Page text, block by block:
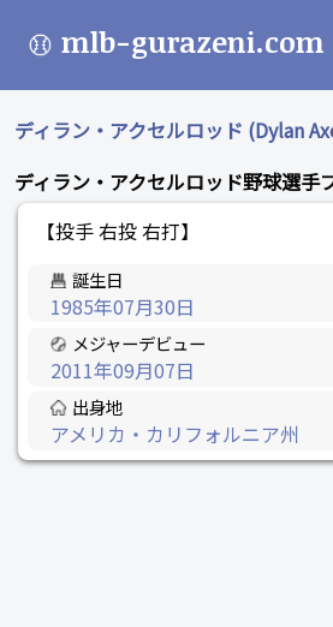
mlb-gurazeni.com
ディラン・アクセルロッド (Dylan
ディラン・アクセルロッド野球選手
【投手 右投 右打】
誕生日
1985年07月30日
メジャーデビュー
2011年09月07日
出身地
アメリカ・カリフォルニア州